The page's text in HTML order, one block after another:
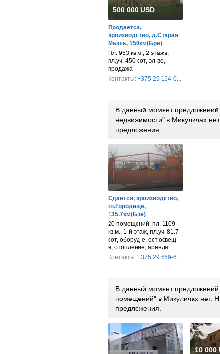
500 000 USD
Продается,
производство, д.Старая
Мышь, 150км(Бре)
Пл. 953 кв.м., 2 этажа,
пл.уч. 450 сот, эл-во,
продажа
Контакты: +375 29 154-0...
В данный момент предложений
недвижимости" в Микуличах
предложения.
Сдается, производство,
гп.Городище,
135.7км(Бре)
20 помещений, пл. 1109
кв.м., 1-й этаж, пл.уч. 81.7
сот, оборуд-е, ест.освещ-
е, отопление, аренда
Контакты: +375 29 669-6...
В данный момент предложений
помещений" в Микуличах нет.
предложения.
10 000